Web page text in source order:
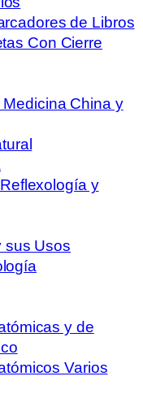
de Libros
Con Cierre
China y
y
sus Usos
y de
Varios